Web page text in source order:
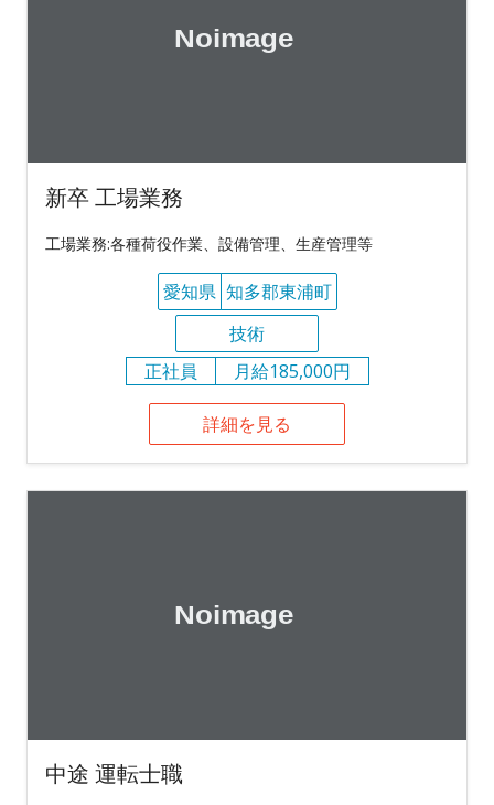
新卒 工場業務
工場業務:各種荷役作業、設備管理、生産管理等
愛知県 知多郡東浦町
技術
正社員
月給185,000円
詳細を見る
中途 運転士職